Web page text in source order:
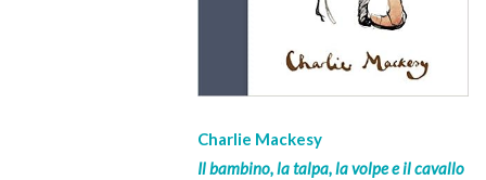
Charlie Mackesy
Il bambino, la talpa, la volpe e il cavallo